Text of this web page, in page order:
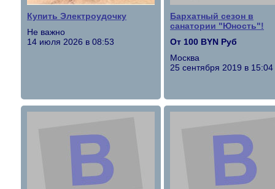
Купить Электроудочку
Не важно
14 июля 2026 в 08:53
Бархатный сезон в
санатории "Юность"!
От 100 BYN Руб
Москва
25 сентября 2019 в 15:04